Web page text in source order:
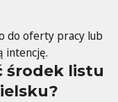
do oferty pracy lub
intencję.
środek listu